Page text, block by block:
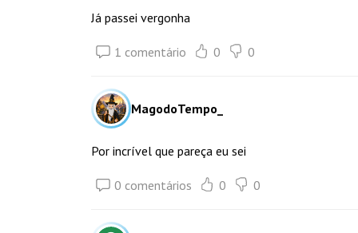
Já passei vergonha
1 comentário 0 0
MagodoTempo_
Por incrível que pareça eu sei
0 comentários 0 0